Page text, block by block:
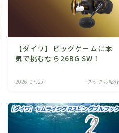
【ダイワ】ビッグゲームに本
気で挑むなら26BG SW！
2026.07.25 タックル紹介